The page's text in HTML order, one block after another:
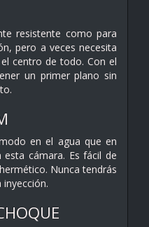
resistente como para
pero a veces necesita
centro de todo. Con el
un primer plano sin
en el agua que en
cámara. Es fácil de
Nunca tendrás